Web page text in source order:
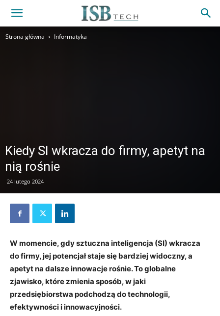
Strona główna Informatyka
Kiedy SI wkracza do firmy, apetyt na
nią rośnie
24 lutego 2024
W momencie, gdy sztuczna inteligencja (SI) wkracza
do firmy, jej potencjał staje się bardziej widoczny, a
apetyt na dalsze innowacje rośnie. To globalne
zjawisko, które zmienia sposób, w jaki
przedsiębiorstwa podchodzą do technologii,
efektywności i innowacyjności.